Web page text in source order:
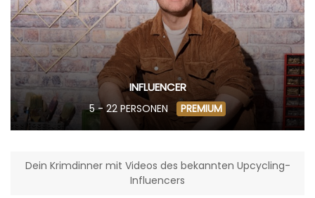
INFLUENCER
5 - 22 PERSONEN PREMIUM
Dein Krimdinner mit Videos des bekannten Upcycling-
Influencers